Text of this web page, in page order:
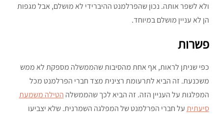
ולא לשפר אותה. נכון שהפרלמנט ההיברידי לא מושלם, אבל מגפות
הן לא עניין מושלם במיוחד.
פשרות
כפי שניתן לראות, אף אחת מהסיבות שהממשלה מספקת לא ממש
משכנעת. זה הביא לתרעומת רצינית מצד חברי הפרלמנט מכל
המפלגות על העניין הזה. זה הביא לכך שהממשלה הטילה משמעת
סיעתיתעל חברי הפרלמנט של המפלגה השמרנית. שלא יצביעו